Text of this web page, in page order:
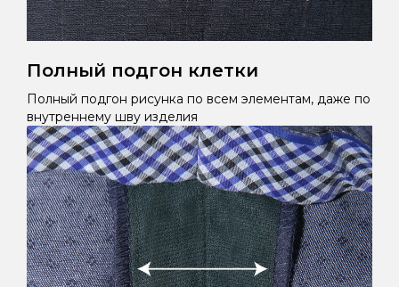
Полный подгон клетки
Полный подгон рисунка по всем элементам, даже по
внутреннему шву изделия